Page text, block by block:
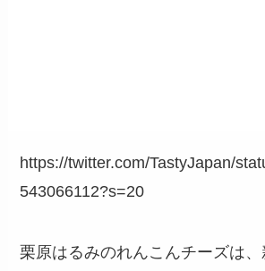
https://twitter.com/TastyJapan/
543066112?s=20
栗原はるみのれんこんチーズは